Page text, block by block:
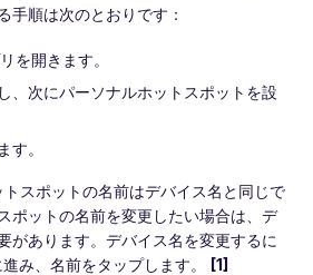
手順は次のとおりです：
を開きます。
、次にパーソナルホットスポットを設
す。
スポットの名前はデバイス名と同じで
ポットの名前を変更したい場合は、デ
があります。デバイス名を変更するに
み、名前をタップします。
[1]